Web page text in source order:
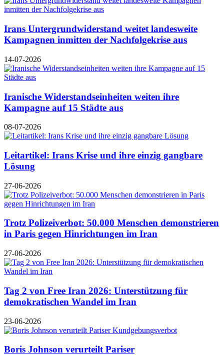
Irans Untergrundwiderstand weitet landesweite
Kampagnen inmitten der Nachfolgekrise aus
14-07-2026
Iranische Widerstandseinheiten weiten ihre
Kampagne auf 15 Städte aus
08-07-2026
Leitartikel: Irans Krise und ihre einzig gangbare
Lösung
27-06-2026
Trotz Polizeiverbot: 50.000 Menschen demonstrieren
in Paris gegen Hinrichtungen im Iran
27-06-2026
Tag 2 von Free Iran 2026: Unterstützung für
demokratischen Wandel im Iran
23-06-2026
Boris Johnson verurteilt Pariser